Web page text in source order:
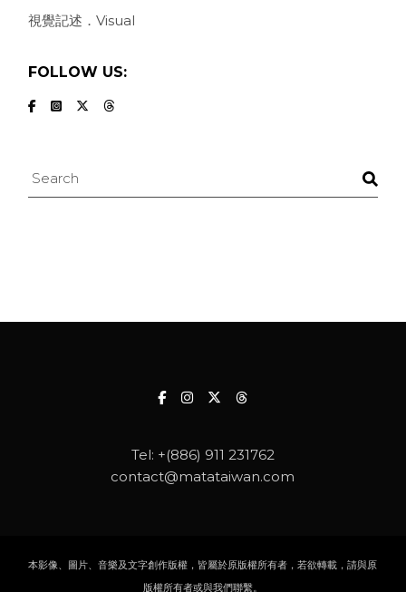
視覺記述．Visual
FOLLOW US:
Search
Tel: +(886) 911 231762
contact@matataiwan.com
本影像、圖片、音樂及文字創作版權，皆屬於原版權所有者，若欲轉載，請與原
版權所有者或與我們聯繫。